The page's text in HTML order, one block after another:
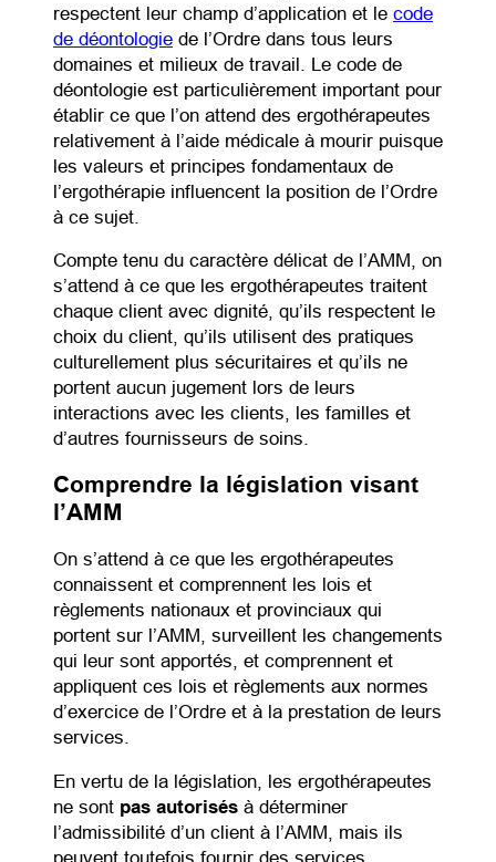
respectent leur champ d’application et le code
de déontologie(opens in a new tab)
de l’Ordre dans tous leurs
domaines et milieux de travail. Le code de
déontologie est particulièrement important pour
établir ce que l’on attend des ergothérapeutes
relativement à l’aide médicale à mourir puisque
les valeurs et principes fondamentaux de
l’ergothérapie influencent la position de l’Ordre
à ce sujet.
Compte tenu du caractère délicat de l’AMM, on
s’attend à ce que les ergothérapeutes traitent
chaque client avec dignité, qu’ils respectent le
choix du client, qu’ils utilisent des pratiques
culturellement plus sécuritaires et qu’ils ne
portent aucun jugement lors de leurs
interactions avec les clients, les familles et
d’autres fournisseurs de soins.
Comprendre la législation visant
l’AMM
On s’attend à ce que les ergothérapeutes
connaissent et comprennent les lois et
règlements nationaux et provinciaux qui
portent sur l’AMM, surveillent les changements
qui leur sont apportés, et comprennent et
appliquent ces lois et règlements aux normes
d’exercice de l’Ordre et à la prestation de leurs
services.
En vertu de la législation, les ergothérapeutes
ne sont pas autorisés à déterminer
l’admissibilité d’un client à l’AMM, mais ils
peuvent toutefois fournir des services